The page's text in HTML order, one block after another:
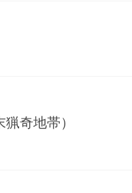
奇地帯）